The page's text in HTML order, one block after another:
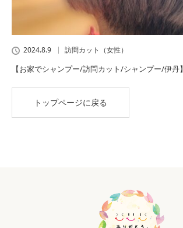
2024.8.9 訪問カット（女性）
【お家でシャンプー/訪問カット/シャンプー/伊丹】
トップページに戻る